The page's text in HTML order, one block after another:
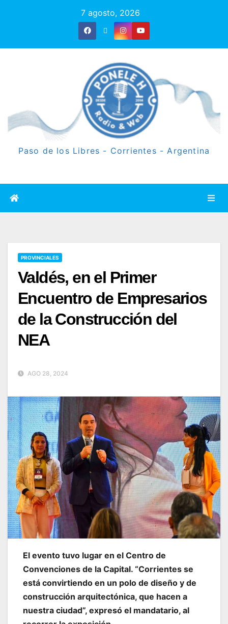
7 agosto, 2026
Paso de los Libres - Corrientes - Argentina
PROVINCIALES
Valdés, en el Primer
Encuentro de Empresarios
de la Construcción del
NEA
AGO 28, 2024
El evento tuvo lugar en el Centro de
Convenciones de la Capital. “Corrientes se
está convirtiendo en un polo de diseño y de
construcción arquitectónica, que hacen a
nuestra ciudad”, expresó el mandatario, al